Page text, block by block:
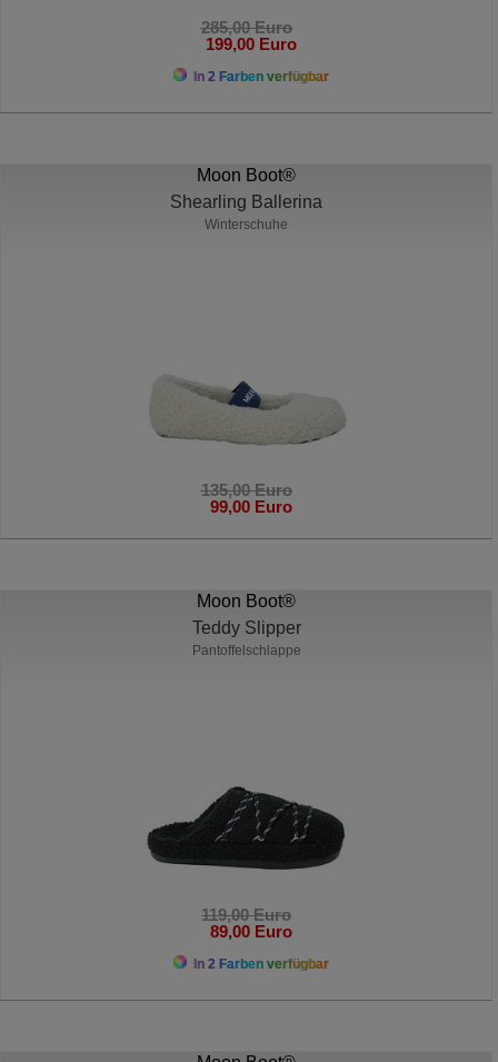
285,00 Euro
199,00 Euro
In 2 Farben verfügbar
Moon Boot®
Shearling Ballerina
Winterschuhe
135,00 Euro
99,00 Euro
Moon Boot®
Teddy Slipper
Pantoffelschlappe
119,00 Euro
89,00 Euro
In 2 Farben verfügbar